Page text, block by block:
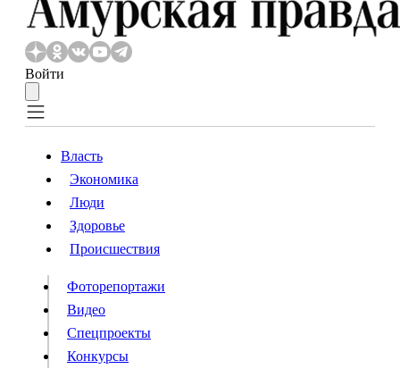
Войти
Власть
Происшествия
Видео
Конкурсы
Власть
Экономика
Люди
Здоровье
Происшествия
Фоторепортажи
Видео
Спецпроекты
Конкурсы